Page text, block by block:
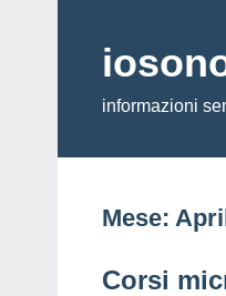
contenuto
informazioni
Mese:
Corsi